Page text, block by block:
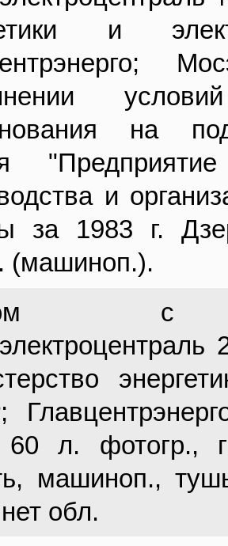
и
условий
на
и
за 1983 г.
(машиноп.).
с
60 л. фотогр.,
машиноп.,
обл.